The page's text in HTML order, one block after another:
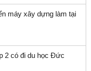
máy xây dựng làm tại
2 có đi du học Đức